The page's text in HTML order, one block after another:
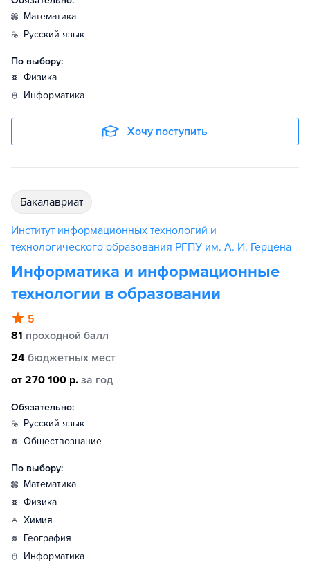
математика
русский язык
По выбору:
физика
информатика
Хочу поступить
бакалавриат
Институт информационных технологий и
технологического образования РГПУ им. А. И. Герцена
Информатика и информационные
технологии в образовании
5
81 проходной балл
24 бюджетных мест
от 270 100 р. за год
Обязательно:
русский язык
обществознание
По выбору:
математика
физика
химия
география
информатика